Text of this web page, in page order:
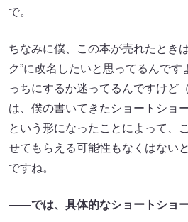
で。
ちなみに僕、この本が売れたとき
ク”に改名したいと思ってるんです
っちにするか迷ってるんですけど
は、僕の書いてきたショートショ
という形になったことによって、
せてもらえる可能性もなくはない
ですね。
――では、具体的なショートショ